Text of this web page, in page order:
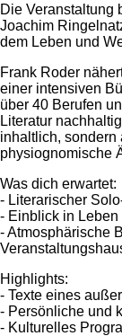
Die Veranstaltung
Joachim
dem Leben und
Frank Roder
einer intensiven
über 40 Berufen
Literatur
inhaltlich, sondern
physiognomische
Was dich erwartet:
- Literarischer
- Einblick in
- Atmosphärische
Highlights:
- Texte eines
- Persönliche und
- Kulturelles